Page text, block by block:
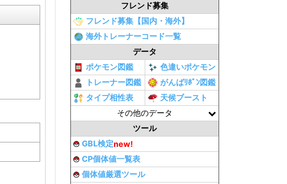
フレンド募集
フレンド募集【国内・海外】
海外トレーナーコード一覧
データ
ポケモン図鑑
色違いポケモン
トレーナー図鑑
がんばﾘﾎﾞﾝ図鑑
タイプ相性表
天候ブースト
その他のデータ
ツール
GBL検定new!
CP個体値一覧表
個体値厳選ツール